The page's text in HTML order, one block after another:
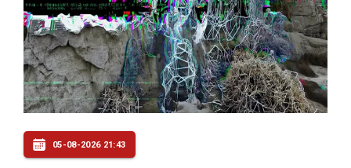
05-08-2026 21:43